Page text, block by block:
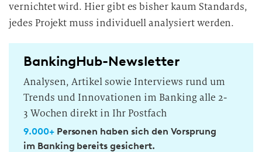
vernichtet wird. Hier gibt es bisher kaum Standards,
jedes Projekt muss individuell analysiert werden.
BankingHub-Newsletter
Analysen, Artikel sowie Interviews rund um
Trends und Innovationen im Banking alle 2-
3 Wochen direkt in Ihr Postfach
9.000+Personen haben sich den Vorsprung
im Banking bereits gesichert.